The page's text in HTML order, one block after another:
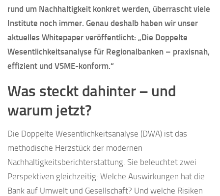
rund um Nachhaltigkeit konkret werden, überrascht viele
Institute noch immer. Genau deshalb haben wir unser
aktuelles Whitepaper veröffentlicht: „Die Doppelte
Wesentlichkeitsanalyse für Regionalbanken – praxisnah,
effizient und VSME-konform.“
Was steckt dahinter – und
warum jetzt?
Die Doppelte Wesentlichkeitsanalyse (DWA) ist das
methodische Herzstück der modernen
Nachhaltigkeitsberichterstattung. Sie beleuchtet zwei
Perspektiven gleichzeitig: Welche Auswirkungen hat die
Bank auf Umwelt und Gesellschaft? Und welche Risiken